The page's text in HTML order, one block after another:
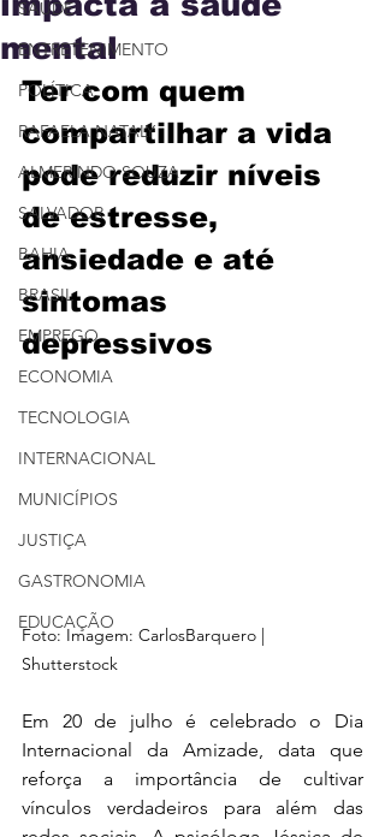
SAÚDE
ENTRETENIMENTO
POLÍTICA
RAFAELA NATALY
ALMERINDO SOUZA
SALVADOR
BAHIA
BRASIL
EMPREGO
ECONOMIA
TECNOLOGIA
INTERNACIONAL
MUNICÍPIOS
JUSTIÇA
GASTRONOMIA
EDUCAÇÃO
mental
Ter com quem
compartilhar a vida
pode reduzir níveis
de estresse,
ansiedade e até
sintomas
depressivos
Foto: Imagem: CarlosBarquero |
Shutterstock
Em 20 de julho é celebrado o Dia
Internacional da Amizade, data que
reforça a importância de cultivar
vínculos verdadeiros para além das